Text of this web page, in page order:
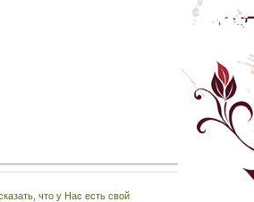
что у Нас есть свой